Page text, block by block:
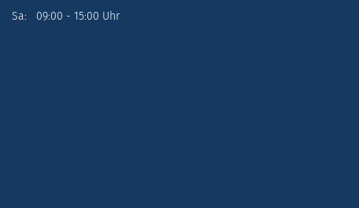
Sa: 09:00 - 15:00 Uhr